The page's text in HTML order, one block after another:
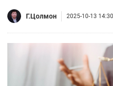
Г.Цолмон 2025-10-13 14:30